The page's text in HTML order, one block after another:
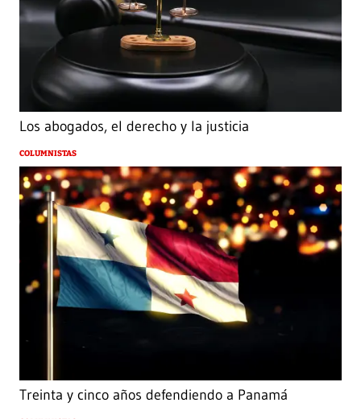
Los abogados, el derecho y la justicia
COLUMNISTAS
Treinta y cinco años defendiendo a Panamá